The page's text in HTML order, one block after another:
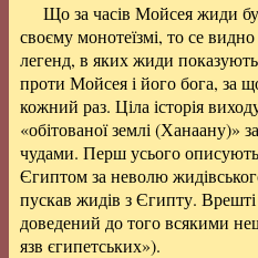
Що за часів Мойсея жиди
своєму монотеїзмі, то се
легенд, в яких жиди
проти Мойсея і його бога, за
кожний раз. Ціла історія
«обітованої землі (Ханаану)»
чудами. Перш усього
Єгиптом за неволю
пускав жидів з Єгипту.
доведений до того всякими
язв єгипетських»).